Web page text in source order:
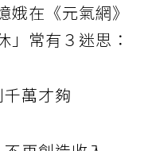
娥在《元氣網》
」常有３迷思：
萬才夠